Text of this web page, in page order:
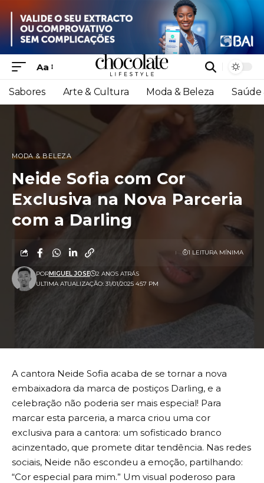
Aa
Sabores Arte & Cultura Moda & Beleza Saúde
MODA & BELEZA
Neide Sofia com Cor
Exclusiva na Nova Parceria
com a Darling
ULTIMA ATUALIZAÇÃO: 31/01/2025 4:57 PM
PORMIGUEL JOSE 2 ANOS ATRÁS
1 LEITURA MÍNIMA
A cantora Neide Sofia acaba de se tornar a nova
embaixadora da marca de postiços Darling, e a
celebração não poderia ser mais especial! Para
marcar esta parceria, a marca criou uma cor
exclusiva para a cantora: um sofisticado branco
acinzentado, que promete ditar tendência. Nas redes
sociais, Neide não escondeu a emoção, partilhando:
“Cor especial para mim.” Um visual poderoso para